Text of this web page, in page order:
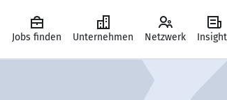
Jobs finden Unternehmen Netzwerk